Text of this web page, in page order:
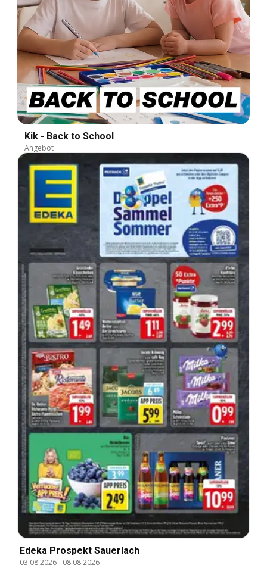
Kik - Back to School
Angebot
Edeka Prospekt Sauerlach
03.08.2026- 08.08.2026